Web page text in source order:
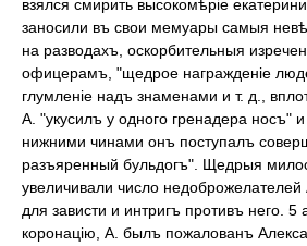
взялся смирить высокомѣріе
заносили въ свои мемуары самыя
на разводахъ, оскорбительныя
офицерамъ, "щедрое награжденіе
глумленіе надъ знаменами и т. д.,
А. "укусилъ у одного гренадера носъ"
нижними чинами онъ поступалъ
разъяренный бульдогъ". Щедрыя
увеличивали число недоброжелателей
для зависти и интригъ противъ него. 5
коронацію, А. былъ пожалованъ